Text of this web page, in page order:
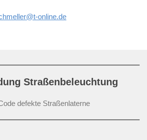
online.de
Straßenbeleuchtung